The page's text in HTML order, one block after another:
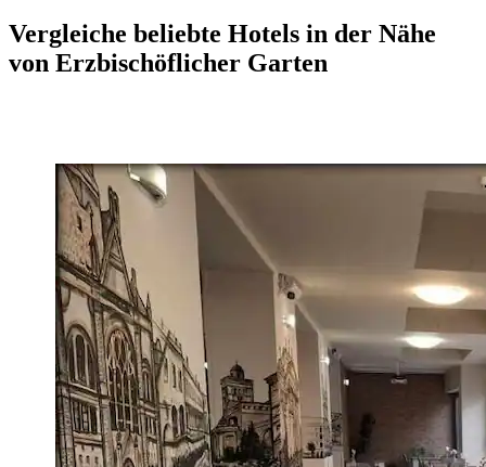
Vergleiche beliebte Hotels in der Nähe
von Erzbischöflicher Garten